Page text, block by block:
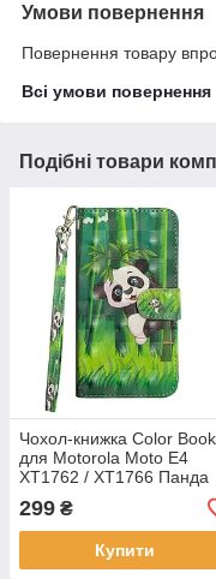
Умови повернення
Повернення товару
Всі умови повернення
Подібні товари
Чохол-книжка Color Book
для Motorola Moto E4
XT1762 / XT1766 Панда
299 ₴
Купити